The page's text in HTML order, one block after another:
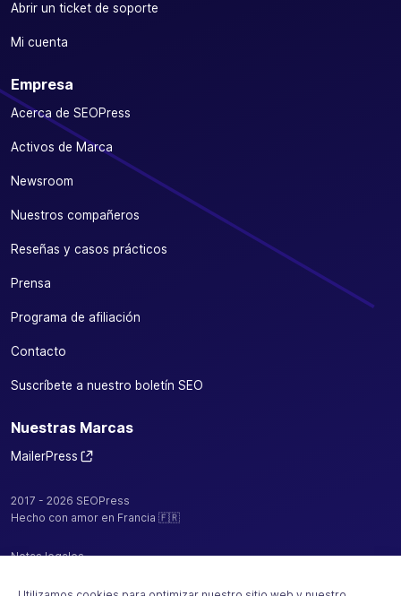
Abrir un ticket de soporte
Mi cuenta
Empresa
Acerca de SEOPress
Activos de Marca
Newsroom
Nuestros compañeros
Reseñas y casos prácticos
Prensa
Programa de afiliación
Contacto
Suscríbete a nuestro boletín SEO
Nuestras Marcas
MailerPress
2017 - 2026 SEOPress
Hecho con amor en Francia 🇫🇷
Notas legales
Política de confidencialidad / cookies